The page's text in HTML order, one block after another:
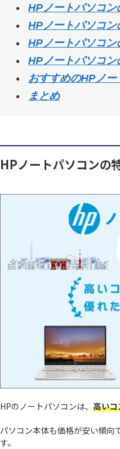
HPノートパソコン
HPノートパソコン
HPノートパソコン
HPノートパソコン
おすすめのHPノー
まとめ
HPノートパソコンの
HPのノートパソコンは、 高い
パソコン本体も価格が安い傾向
す。